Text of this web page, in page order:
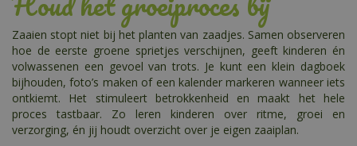
Zaaien stopt niet bij het planten van zaadjes. Samen observeren
hoe de eerste groene sprietjes verschijnen, geeft kinderen én
volwassenen een gevoel van trots. Je kunt een klein dagboek
bijhouden, foto’s maken of een kalender markeren wanneer iets
ontkiemt. Het stimuleert betrokkenheid en maakt het hele
proces tastbaar. Zo leren kinderen over ritme, groei en
verzorging, én jij houdt overzicht over je eigen zaaiplan.